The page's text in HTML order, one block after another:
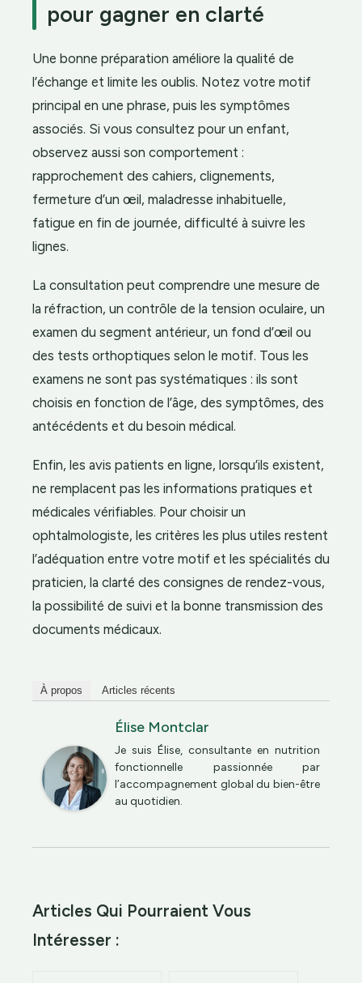
pour gagner en clarté
Une bonne préparation améliore la qualité de
l’échange et limite les oublis. Notez votre motif
principal en une phrase, puis les symptômes
associés. Si vous consultez pour un enfant,
observez aussi son comportement :
rapprochement des cahiers, clignements,
fermeture d’un œil, maladresse inhabituelle,
fatigue en fin de journée, difficulté à suivre les
lignes.
La consultation peut comprendre une mesure de
la réfraction, un contrôle de la tension oculaire, un
examen du segment antérieur, un fond d’œil ou
des tests orthoptiques selon le motif. Tous les
examens ne sont pas systématiques : ils sont
choisis en fonction de l’âge, des symptômes, des
antécédents et du besoin médical.
Enfin, les avis patients en ligne, lorsqu’ils existent,
ne remplacent pas les informations pratiques et
médicales vérifiables. Pour choisir un
ophtalmologiste, les critères les plus utiles restent
l’adéquation entre votre motif et les spécialités du
praticien, la clarté des consignes de rendez-vous,
la possibilité de suivi et la bonne transmission des
documents médicaux.
À propos Articles récents
Élise Montclar
Je suis Élise, consultante en nutrition
fonctionnelle passionnée par
l’accompagnement global du bien-être
au quotidien.
Articles Qui Pourraient Vous
Intéresser :